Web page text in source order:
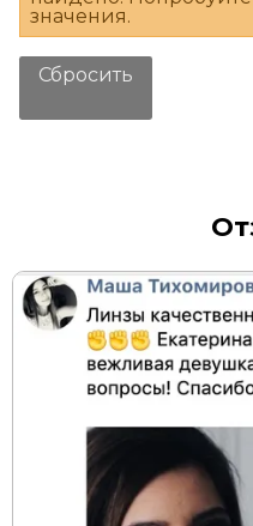
значения.
Сбросить